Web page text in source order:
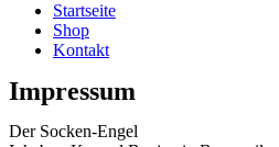
Startseite
Shop
Kontakt
Impressum
Der Socken-Engel